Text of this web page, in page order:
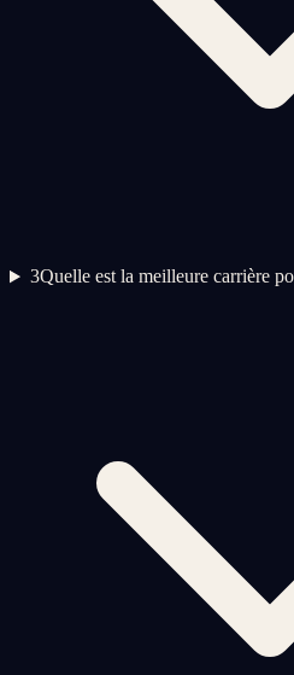
3Quelle est la meilleure carrière